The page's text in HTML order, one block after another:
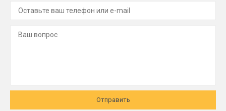
Отправить